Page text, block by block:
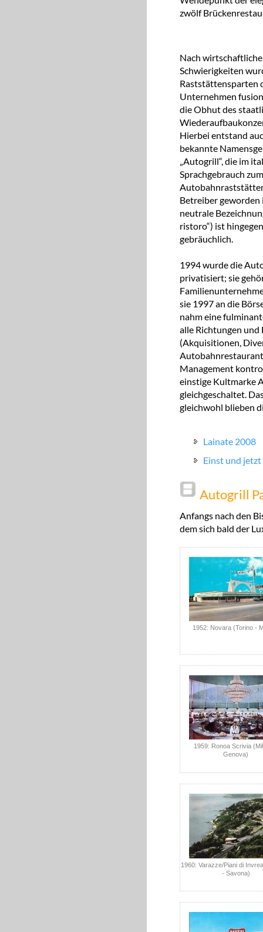
zwölf
Nach
Schwierigkeiten
Raststättensparten
Unternehmen
die Obhut des
Hierbei entstand
bekannte
„Autogrill“, die im
Sprachgebrauch
Betreiber geworden
neutrale
ristoro“) ist
gebräuchlich.
1994 wurde die
privatisiert; sie
sie 1997 an die
nahm eine
alle Richtungen und
(Akquisitionen,
Management
einstige Kultmarke
gleichgeschaltet.
gleichwohl blieben
Lainate 2008
Einst und jetzt
Autogrill
Anfangs nach den
dem sich bald der
1952: Novara (Torino -
1959: Ronoa Scrivia
Genova)
1960: Varazze/Piani di
- Savona)